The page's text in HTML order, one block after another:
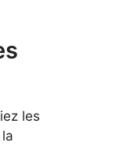
les